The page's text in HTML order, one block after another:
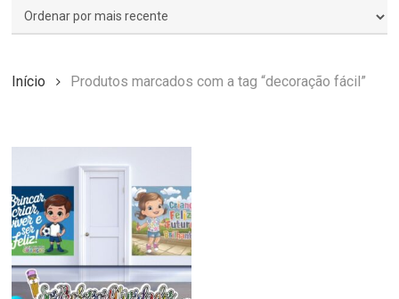
Início Produtos marcados com a tag “decoração fácil”